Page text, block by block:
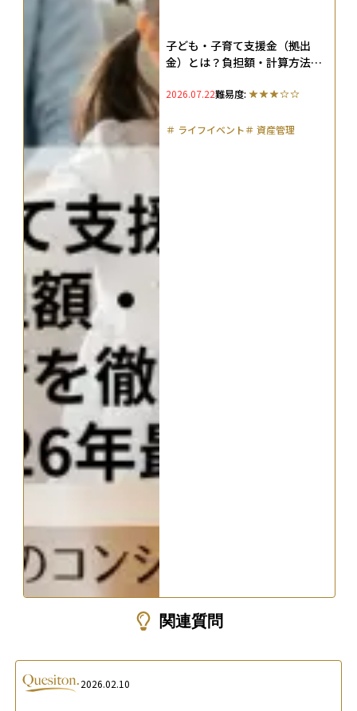
子ども・子育て支援金（拠出
金）とは？負担額・計算方法・
新】
2026.07.22難易度:
＃ ライフイベント＃ 資産管理
関連質問
2026.02.10